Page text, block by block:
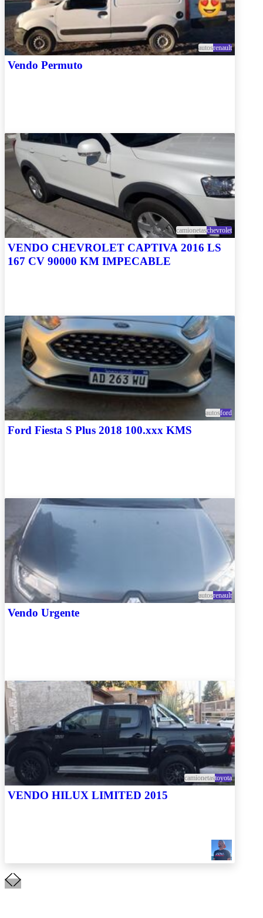
autosrenault
Vendo Permuto
camionetaschevrolet
VENDO CHEVROLET CAPTIVA 2016 LS
167 CV 90000 KM IMPECABLE
autosford
Ford Fiesta S Plus 2018 100.xxx KMS
autosrenault
Vendo Urgente
camionetastoyota
VENDO HILUX LIMITED 2015